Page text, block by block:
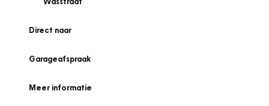
Direct naar
Garageafspraak
Meer informatie